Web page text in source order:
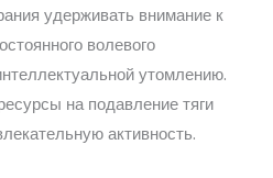
удерживать внимание к
волевого
утомлению.
на подавление тяги
активность.